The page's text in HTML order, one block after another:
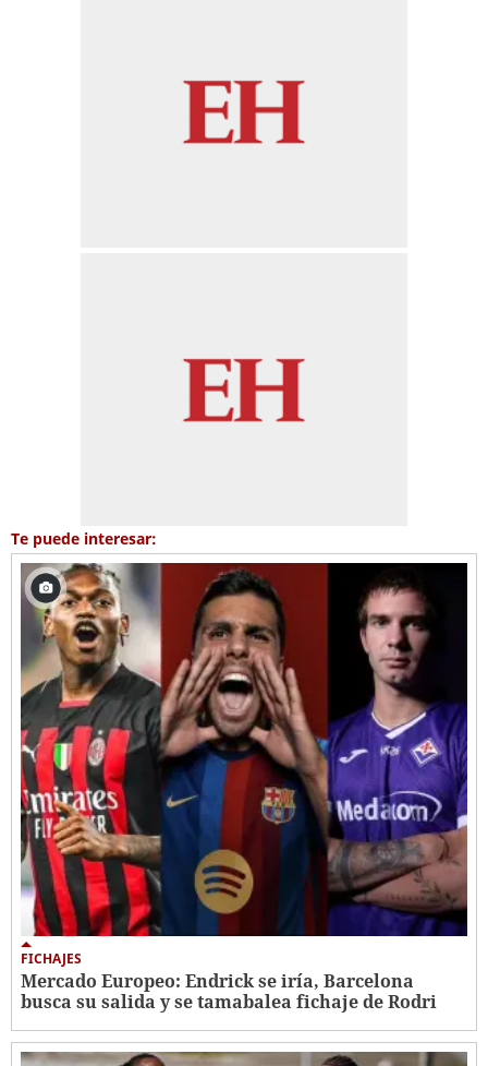
Te puede interesar:
FICHAJES
Mercado Europeo: Endrick se iría, Barcelona
busca su salida y se tamabalea fichaje de Rodri